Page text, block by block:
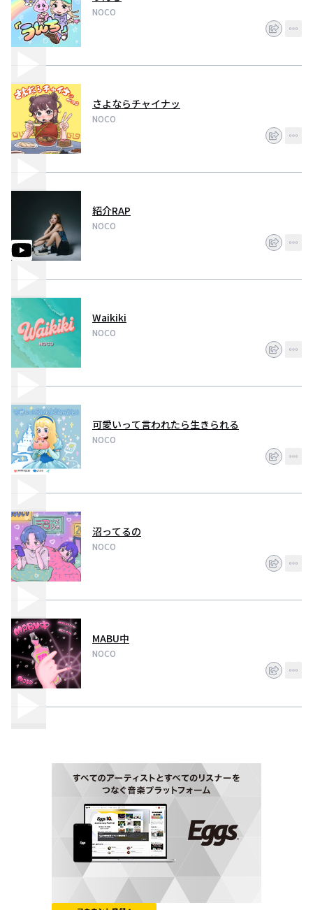
NOCO
さよならチャイナッ
NOCO
紹介RAP
NOCO
Waikiki
NOCO
可愛いって言われたら生きられる
NOCO
沼ってるの
NOCO
MABU中
NOCO